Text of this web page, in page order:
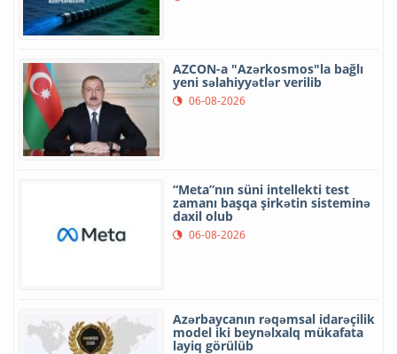
AZCON-a "Azərkosmos"la bağlı
yeni səlahiyyətlər verilib
06-08-2026
“Meta”nın süni intellekti test
zamanı başqa şirkətin sisteminə
daxil olub
06-08-2026
Azərbaycanın rəqəmsal idarəçilik
model iki beynəlxalq mükafata
layiq görülüb